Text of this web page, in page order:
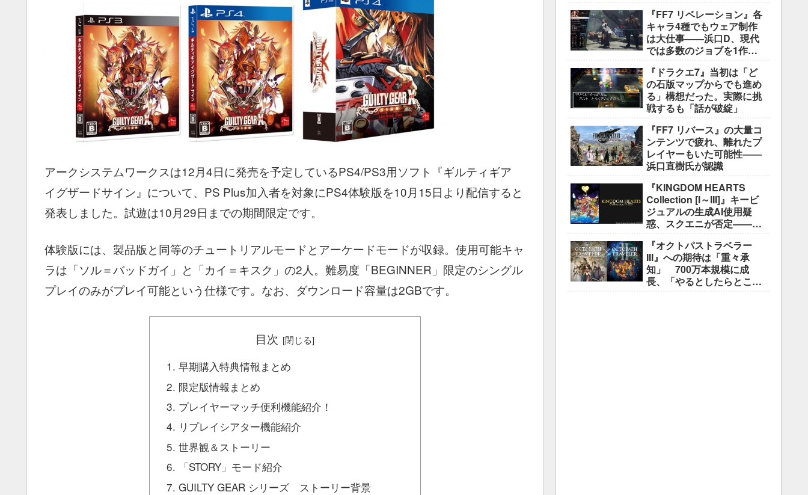
アークシステムワークスは12月4日に発売を予定しているPS4/PS3用ソフト『ギルティギア
イグザードサイン』について、PS Plus加入者を対象にPS4体験版を10月15日より配信すると
発表しました。試遊は10月29日までの期間限定です。
体験版には、製品版と同等のチュートリアルモードとアーケードモードが収録。使用可能キャ
ラは「ソル＝バッドガイ」と「カイ＝キスク」の2人。難易度「BEGINNER」限定のシングル
プレイのみがプレイ可能という仕様です。なお、ダウンロード容量は2GBです。
目次
早期購入特典情報まとめ
限定版情報まとめ
プレイヤーマッチ便利機能紹介！
リプレイシアター機能紹介
世界観＆ストーリー
「STORY」モード紹介
GUILTY GEAR シリーズ ストーリー背景
き”には不満
『FF7 リベレーション』各
キャラ4種でもウェア制作
は大仕事――浜口D、現代
では多数のジョブを1作に
説明
『ドラクエ7』当初は「ど
の石版マップからでも進め
る」構想だった。実際に挑
戦するも「話が破綻」
『FF7 リバース』の大量コ
ンテンツで疲れ、離れたプ
レイヤーもいた可能性――
浜口直樹氏が認識
『KINGDOM HEARTS
Collection [I～III]』キービ
ジュアルの生成AI使用疑
惑、スクエニが否定――不
ス」
『オクトパストラベラー
III』への期待は「重々承
知」 700万本規模に成
長、「やるとしたらとこと